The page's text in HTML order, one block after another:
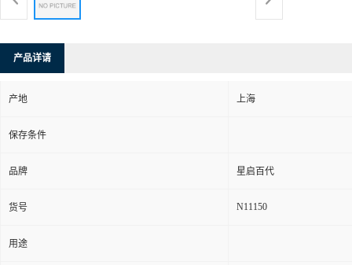
产品详请
产地 上海
保存条件
品牌 星启百代
货号 N11150
用途